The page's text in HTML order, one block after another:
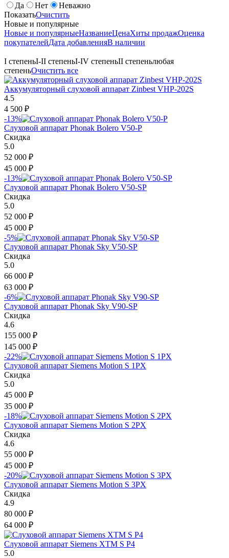
Да
Нет
Неважно
ПоказатьОчистить
Новые и популярные
Новые и популярныеНазваниеЦенаХиты продажОценка
покупателейДата добавленияВ наличии
I степеньI-II степеньI-IV степеньII степеньлюбая
степеньОчистить все
Аккумуляторный слуховой аппарат Zinbest VHP-202S
4.5
4 500 ₽
-13%
Слуховой аппарат Phonak Bolero V50-P
Скидка
5.0
52 000 ₽
45 000 ₽
-13%
Слуховой аппарат Phonak Bolero V50-SP
Скидка
5.0
52 000 ₽
45 000 ₽
-5%
Слуховой аппарат Phonak Sky V50-SP
Скидка
5.0
66 000 ₽
63 000 ₽
-6%
Слуховой аппарат Phonak Sky V90-SP
Скидка
4.6
155 000 ₽
145 000 ₽
-22%
Слуховой аппарат Siemens Motion S 1PX
Скидка
5.0
45 000 ₽
35 000 ₽
-18%
Слуховой аппарат Siemens Motion S 2PX
Скидка
4.6
55 000 ₽
45 000 ₽
-20%
Слуховой аппарат Siemens Motion S 3PX
Скидка
4.9
80 000 ₽
64 000 ₽
Слуховой аппарат Siemens XTM S P4
5.0